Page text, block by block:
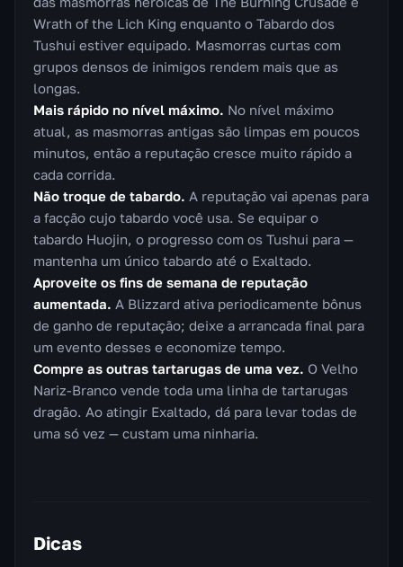
Wrath of the Lich King enquanto o Tabardo dos
Tushui estiver equipado. Masmorras curtas com
grupos densos de inimigos rendem mais que as
longas.
Mais rápido no nível máximo. No nível máximo
atual, as masmorras antigas são limpas em poucos
minutos, então a reputação cresce muito rápido a
cada corrida.
Não troque de tabardo. A reputação vai apenas para
a facção cujo tabardo você usa. Se equipar o
tabardo Huojin, o progresso com os Tushui para —
mantenha um único tabardo até o Exaltado.
Aproveite os fins de semana de reputação
aumentada. A Blizzard ativa periodicamente bônus
de ganho de reputação; deixe a arrancada final para
um evento desses e economize tempo.
Compre as outras tartarugas de uma vez. O Velho
Nariz-Branco vende toda uma linha de tartarugas
dragão. Ao atingir Exaltado, dá para levar todas de
uma só vez — custam uma ninharia.
Dicas